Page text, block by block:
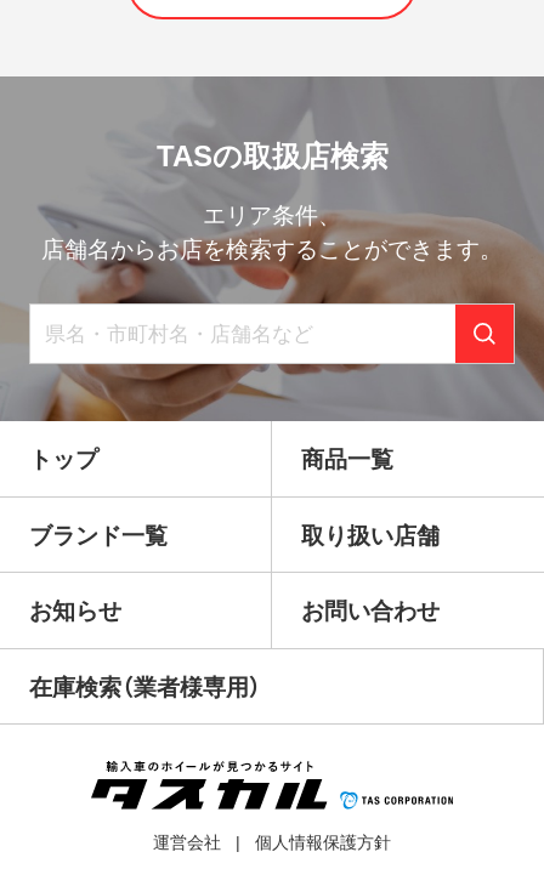
TASの取扱店検索
エリア条件、
店舗名からお店を検索することができます。
トップ 商品一覧
ブランド一覧 取り扱い店舗
お知らせ お問い合わせ
在庫検索（業者様専用）
運営会社
個人情報保護方針